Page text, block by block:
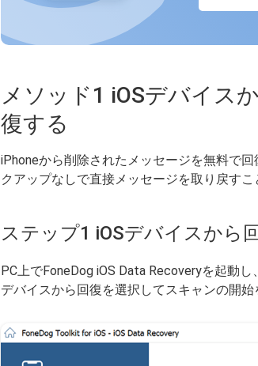
メソッド1 iOSデバイス
復する
iPhoneから削除されたメッセージを無料で
クアップなしで直接メッセージを取り戻すこ
ステップ1 iOSデバイスから
PC上でFoneDog iOS Data Recoveryを起動
デバイスから回復を選択してスキャンの開始